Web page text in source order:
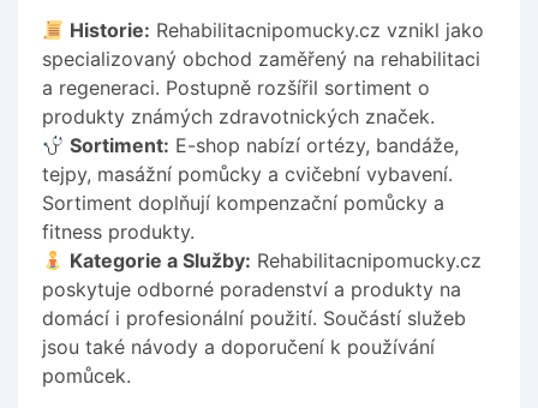
Historie: Rehabilitacnipomucky.cz vznikl jako
specializovaný obchod zaměřený na rehabilitaci
a regeneraci. Postupně rozšířil sortiment o
produkty známých zdravotnických značek.
Sortiment: E-shop nabízí ortézy, bandáže,
tejpy, masážní pomůcky a cvičební vybavení.
Sortiment doplňují kompenzační pomůcky a
fitness produkty.
Kategorie a Služby: Rehabilitacnipomucky.cz
poskytuje odborné poradenství a produkty na
domácí i profesionální použití. Součástí služeb
jsou také návody a doporučení k používání
pomůcek.